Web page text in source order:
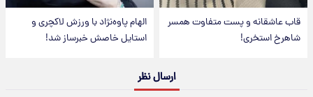
قاب عاشقانه و پست متفاوت همسر
شاهرخ استخری!
الهام پاوه‌نژاد با ورزش لاکچری و
استایل خاصش خبرساز شد!
ارسال نظر